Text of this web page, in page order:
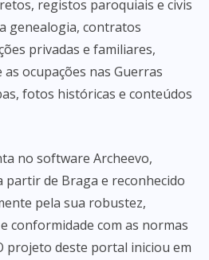
registos paroquiais e civis
genealogia, contratos
privadas e familiares,
ocupações nas Guerras
fotos históricas e conteúdos
no software Archeevo,
partir de Braga e reconhecido
pela sua robustez,
conformidade com as normas
projeto deste portal iniciou em